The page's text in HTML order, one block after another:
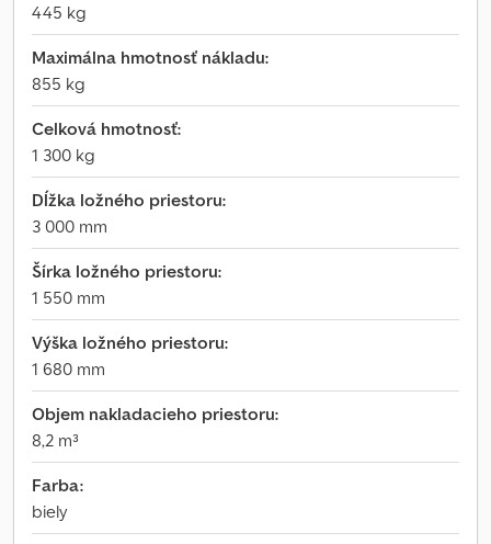
445 kg
Maximálna hmotnosť nákladu:
855 kg
Celková hmotnosť:
1 300 kg
Dĺžka ložného priestoru:
3 000 mm
Šírka ložného priestoru:
1 550 mm
Výška ložného priestoru:
1 680 mm
Objem nakladacieho priestoru:
8,2 m³
Farba:
biely